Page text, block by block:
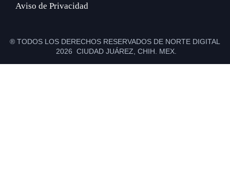
Aviso de Privacidad
® TODOS LOS DERECHOS RESERVADOS DE NORTE DIGITAL
2026 CIUDAD JUÁREZ, CHIH. MEX.